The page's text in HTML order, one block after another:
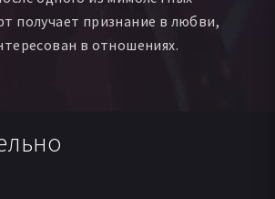
получает признание в любви,
в отношениях.